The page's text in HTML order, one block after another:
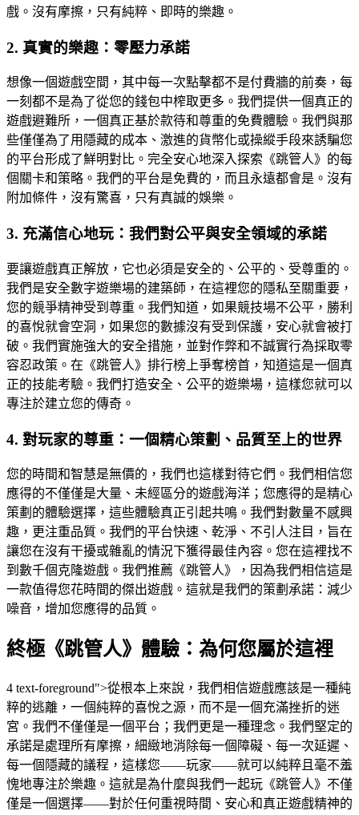
戲。沒有摩擦，只有純粹、即時的樂趣。
2. 真實的樂趣：零壓力承諾
想像一個遊戲空間，其中每一次點擊都不是付費牆的前奏，每
一刻都不是為了從您的錢包中榨取更多。我們提供一個真正的
遊戲避難所，一個真正基於款待和尊重的免費體驗。我們與那
些僅僅為了用隱藏的成本、激進的貨幣化或操縱手段來誘騙您
的平台形成了鮮明對比。完全安心地深入探索《跳管人》的每
個關卡和策略。我們的平台是免費的，而且永遠都會是。沒有
附加條件，沒有驚喜，只有真誠的娛樂。
3. 充滿信心地玩：我們對公平與安全領域的承諾
要讓遊戲真正解放，它也必須是安全的、公平的、受尊重的。
我們是安全數字遊樂場的建築師，在這裡您的隱私至關重要，
您的競爭精神受到尊重。我們知道，如果競技場不公平，勝利
的喜悅就會空洞，如果您的數據沒有受到保護，安心就會被打
破。我們實施強大的安全措施，並對作弊和不誠實行為採取零
容忍政策。在《跳管人》排行榜上爭奪榜首，知道這是一個真
正的技能考驗。我們打造安全、公平的遊樂場，這樣您就可以
專注於建立您的傳奇。
4. 對玩家的尊重：一個精心策劃、品質至上的世界
您的時間和智慧是無價的，我們也這樣對待它們。我們相信您
應得的不僅僅是大量、未經區分的遊戲海洋；您應得的是精心
策劃的體驗選擇，這些體驗真正引起共鳴。我們對數量不感興
趣，更注重品質。我們的平台快速、乾淨、不引人注目，旨在
讓您在沒有干擾或雜亂的情況下獲得最佳內容。您在這裡找不
到數千個克隆遊戲。我們推薦《跳管人》，因為我們相信這是
一款值得您花時間的傑出遊戲。這就是我們的策劃承諾：減少
噪音，增加您應得的品質。
終極《跳管人》體驗：為何您屬於這裡
4 text-foreground">從根本上來說，我們相信遊戲應該是一種純
粹的逃離，一個純粹的喜悅之源，而不是一個充滿挫折的迷
宮。我們不僅僅是一個平台；我們更是一種理念。我們堅定的
承諾是處理所有摩擦，細緻地消除每一個障礙、每一次延遲、
每一個隱藏的議程，這樣您——玩家——就可以純粹且毫不羞
愧地專注於樂趣。這就是為什麼與我們一起玩《跳管人》不僅
僅是一個選擇——對於任何重視時間、安心和真正遊戲精神的